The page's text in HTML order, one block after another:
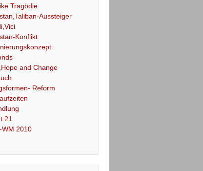
Tragödie
Aussteiger
Konflikt
and Change
Reform
21
WM 2010